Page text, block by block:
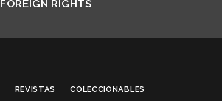
FOREIGN RIGHTS
REVISTAS COLECCIONABLES